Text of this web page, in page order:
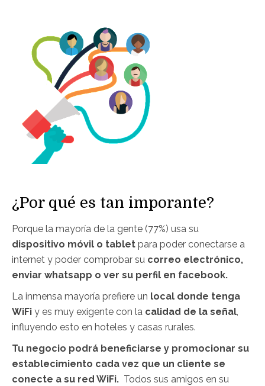
¿Por qué es tan imporante?
Porque la mayoría de la gente (77%) usa su
dispositivo móvil o tablet para poder conectarse a
internet y poder comprobar su correo electrónico,
enviar whatsapp o ver su perfil en facebook.
La inmensa mayoría prefiere un local donde tenga
WiFi y es muy exigente con la calidad de la señal,
influyendo esto en hoteles y casas rurales.
Tu negocio podrá beneficiarse y promocionar su
establecimiento cada vez que un cliente se
conecte a su red WiFi. Todos sus amigos en su